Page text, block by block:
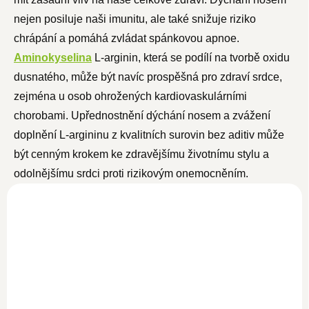
nejen posiluje naši imunitu, ale také snižuje riziko
chrápání a pomáhá zvládat spánkovou apnoe.
Aminokyselina L-arginin, která se podílí na tvorbě oxidu
dusnatého, může být navíc prospěšná pro zdraví srdce,
zejména u osob ohrožených kardiovaskulárními
chorobami. Upřednostnění dýchání nosem a zvážení
doplnění L-argininu z kvalitních surovin bez aditiv může
být cenným krokem ke zdravějšímu životnímu stylu a
odolnějšímu srdci proti rizikovým onemocněním.